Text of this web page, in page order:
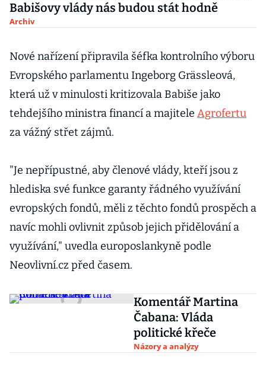
Babišovy vlády nás budou stát hodně
Archiv
Nové nařízení připravila šéfka kontrolního výboru
Evropského parlamentu Ingeborg Grässleová,
která už v minulosti kritizovala Babiše jako
tehdejšího ministra financí a majitele Agrofertu
za vážný střet zájmů.
"Je nepřípustné, aby členové vlády, kteří jsou z
hlediska své funkce garanty řádného využívání
evropských fondů, měli z těchto fondů prospěch a
navíc mohli ovlivnit způsob jejich přidělování a
využívání," uvedla europoslankyně podle
Neovlivní.cz před časem.
Komentář Martina
Čabana: Vláda
politické křeče
Názory a analýzy